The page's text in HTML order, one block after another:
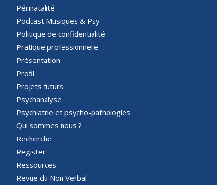
Périnatalité
Podcast Musiques & Psy
Politique de confidentialité
Pratique professionnelle
Présentation
Profil
Projets futurs
Psychanalyse
Psychiatrie et psycho-pathologies
Qui sommes nous ?
Recherche
Register
Ressources
Revue du Non Verbal